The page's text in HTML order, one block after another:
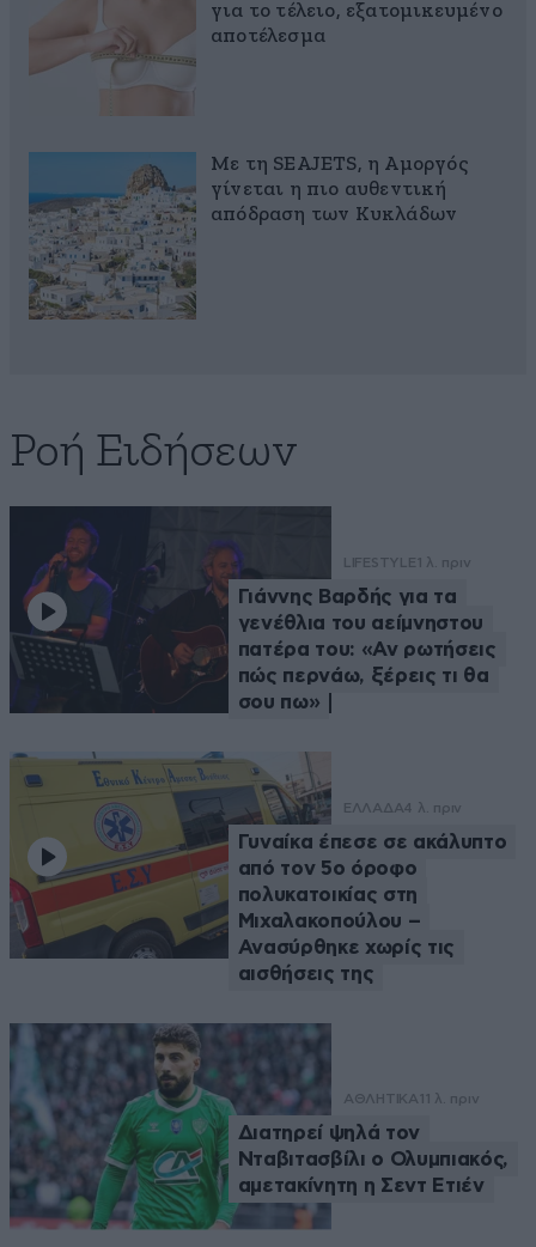
για το τέλειο, εξατομικευμένο
αποτέλεσμα
Με τη SEAJETS, η Αμοργός
γίνεται η πιο αυθεντική
απόδραση των Κυκλάδων
Ροή Ειδήσεων
LIFESTYLE 1 λ. πριν
Γιάννης Βαρδής για τα
γενέθλια του αείμνηστου
πατέρα του: «Αν ρωτήσεις
πώς περνάω, ξέρεις τι θα
σου πω»
ΕΛΛΑΔΑ4 λ. πριν
Γυναίκα έπεσε σε ακάλυπτο
από τον 5ο όροφο
πολυκατοικίας στη
Μιχαλακοπούλου –
Ανασύρθηκε χωρίς τις
αισθήσεις της
ΑΘΛΗΤΙΚΑ 11 λ. πριν
Διατηρεί ψηλά τον
Νταβιτασβίλι ο Ολυμπιακός,
αμετακίνητη η Σεντ Ετιέν